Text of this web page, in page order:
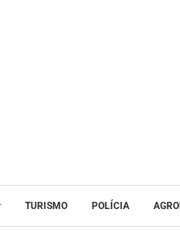
TURISMO POLÍCIA